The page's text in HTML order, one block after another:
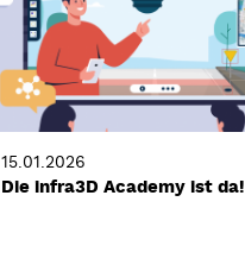
15.01.2026
Die infra3D Academy ist da!